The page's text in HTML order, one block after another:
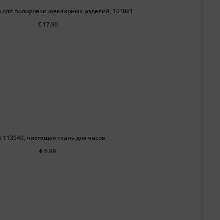
для полировки ювелирных изделий, 141061
€ 17.90
113040, чистящая ткань для часов
€ 6.99